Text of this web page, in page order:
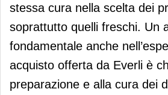
stessa cura nella scelta dei
soprattutto quelli freschi. Un
fondamentale anche
acquisto offerta da Everli è
preparazione e alla cura dei